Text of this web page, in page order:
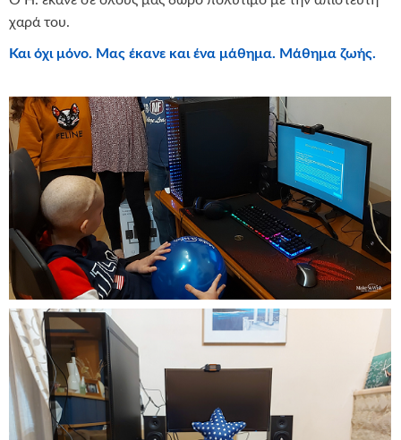
χαρά του.
Και όχι μόνο. Μας έκανε και ένα μάθημα. Μάθημα ζωής.